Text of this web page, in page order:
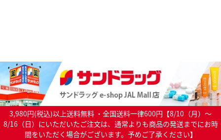
3,980円(税込)以上送料無料 ・全国送料一律600円【8/10（月）～
8/16（日）にいただいたご注文は、通常よりも商品の発送までにお時
間をいただく場合がございます。予めご了承ください】